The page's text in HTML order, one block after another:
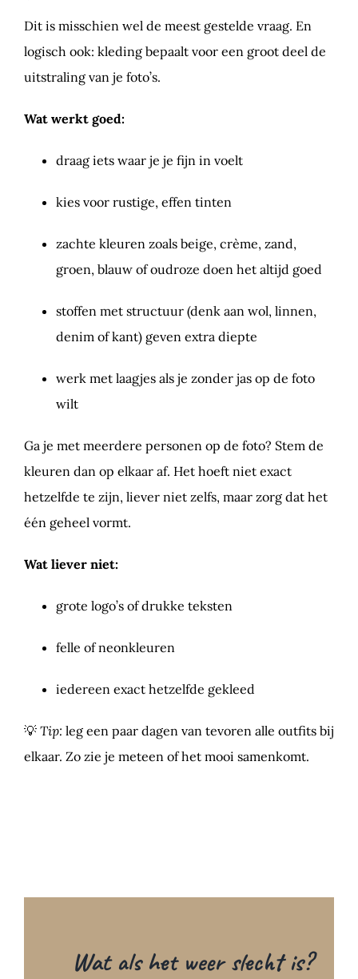
Dit is misschien wel de meest gestelde vraag. En
logisch ook: kleding bepaalt voor een groot deel de
uitstraling van je foto’s.
Wat werkt goed:
draag iets waar je je fijn in voelt
kies voor rustige, effen tinten
zachte kleuren zoals beige, crème, zand,
groen, blauw of oudroze doen het altijd goed
stoffen met structuur (denk aan wol, linnen,
denim of kant) geven extra diepte
werk met laagjes als je zonder jas op de foto
wilt
Ga je met meerdere personen op de foto? Stem de
kleuren dan op elkaar af. Het hoeft niet exact
hetzelfde te zijn, liever niet zelfs, maar zorg dat het
één geheel vormt.
Wat liever niet:
grote logo’s of drukke teksten
felle of neonkleuren
iedereen exact hetzelfde gekleed
💡 Tip: leg een paar dagen van tevoren alle outfits bij
elkaar. Zo zie je meteen of het mooi samenkomt.
Wat als het weer slecht is?